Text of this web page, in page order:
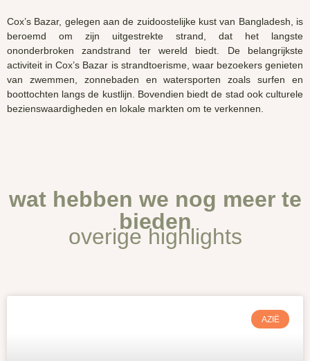
Cox’s Bazar, gelegen aan de zuidoostelijke kust van Bangladesh, is
beroemd om zijn uitgestrekte strand, dat het langste
ononderbroken zandstrand ter wereld biedt. De belangrijkste
activiteit inCox’s Bazar is strandtoerisme, waar bezoekers genieten
van zwemmen, zonnebaden en watersporten zoals surfen en
boottochten langs de kustlijn. Bovendien biedt de stad ook culturele
bezienswaardigheden en lokale markten om te verkennen.
wat hebben we nog meer te
bieden
overige highlights
AZIË